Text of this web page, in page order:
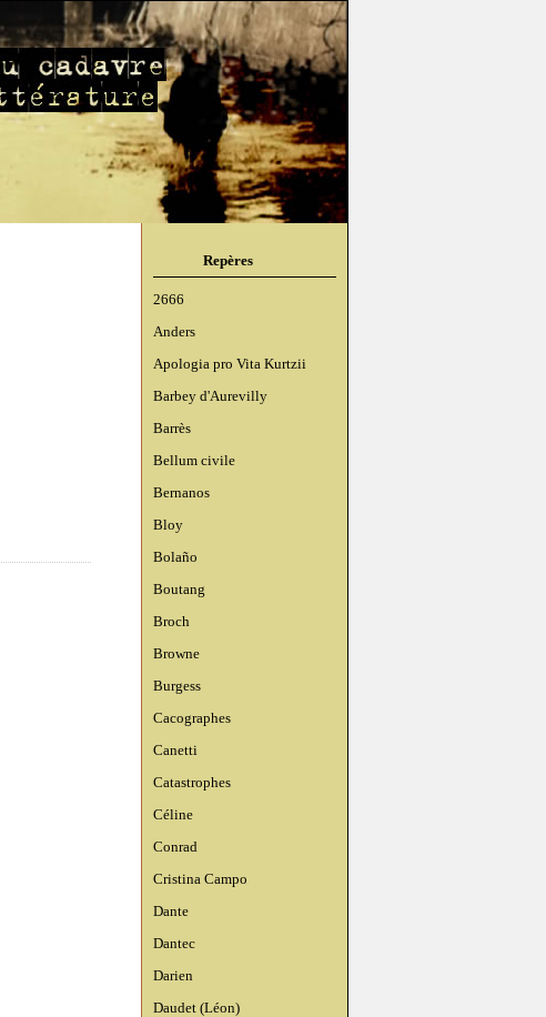
Repères
2666
Anders
Apologia pro Vita Kurtzii
Barbey d'Aurevilly
Barrès
Bellum civile
Bernanos
Bloy
Bolaño
Boutang
Broch
Browne
Burgess
Cacographes
Canetti
Catastrophes
Céline
Conrad
Cristina Campo
Dante
Dantec
Darien
Daudet (Léon)